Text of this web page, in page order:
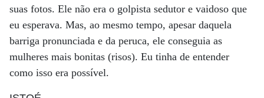
suas fotos. Ele não era o golpista sedutor e vaidoso que
eu esperava. Mas, ao mesmo tempo, apesar daquela
barriga pronunciada e da peruca, ele conseguia as
mulheres mais bonitas (risos). Eu tinha de entender
como isso era possível.